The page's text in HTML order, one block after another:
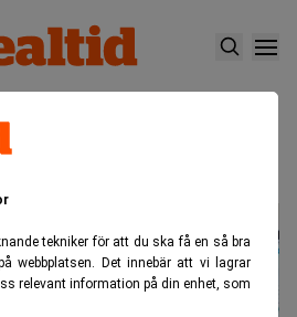
tekniker för att du ska få en så bra
webbplatsen. Det innebär att vi lagrar
relevant information på din enhet, som